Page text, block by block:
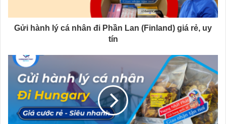
Gửi hành lý cá nhân đi Phần Lan (Finland) giá rẻ, uy
tín